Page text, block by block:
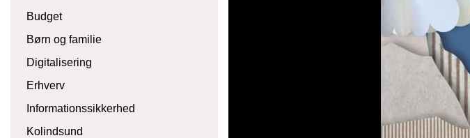
Budget
Børn og familie
Digitalisering
Erhverv
Informationssikkerhed
Kolindsund